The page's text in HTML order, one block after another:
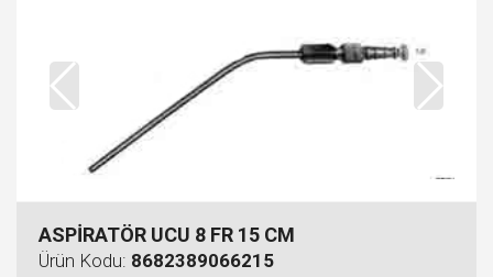
ASPİRATÖR UCU 8 FR 15 CM
Ürün Kodu: 8682389066215